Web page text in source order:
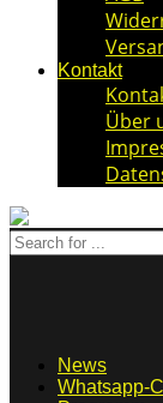
Kontakt
Über
News
Whatsapp-